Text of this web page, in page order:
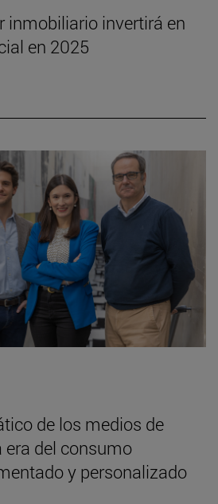
inmobiliario invertirá en
en 2025
de los medios de
del consumo
y personalizado